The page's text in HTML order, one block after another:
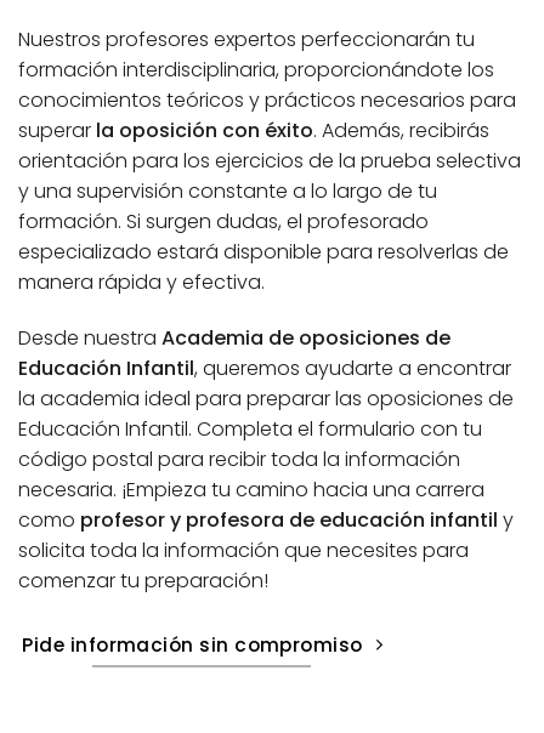
Nuestros profesores expertos perfeccionarán tu
formación interdisciplinaria, proporcionándote los
conocimientos teóricos y prácticos necesarios para
superar la oposición con éxito. Además, recibirás
orientación para los ejercicios de la prueba selectiva
y una supervisión constante a lo largo de tu
formación. Si surgen dudas, el profesorado
especializado estará disponible para resolverlas de
manera rápida y efectiva.
Desde nuestra Academia de oposiciones de
Educación Infantil, queremos ayudarte a encontrar
la academia ideal para preparar las oposiciones de
Educación Infantil. Completa el formulario con tu
código postal para recibir toda la información
necesaria. ¡Empieza tu camino hacia una carrera
como profesor y profesora de educación infantil y
solicita toda la información que necesites para
comenzar tu preparación!
Pide información sin compromiso